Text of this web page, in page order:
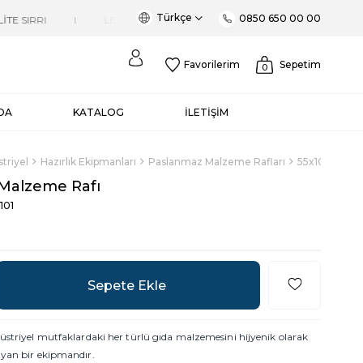
Türkçe 0850 650 00 00
Sepetim
0
Favorilerim
KATALOG İLETİŞİM
Hazırlık Ekipmanları Paslanmaz Malzeme Rafları 55x105 cm
Rafı
mutfaklardaki her türlü gıda malzemesini hijyenik olarak
bir ekipmandır.